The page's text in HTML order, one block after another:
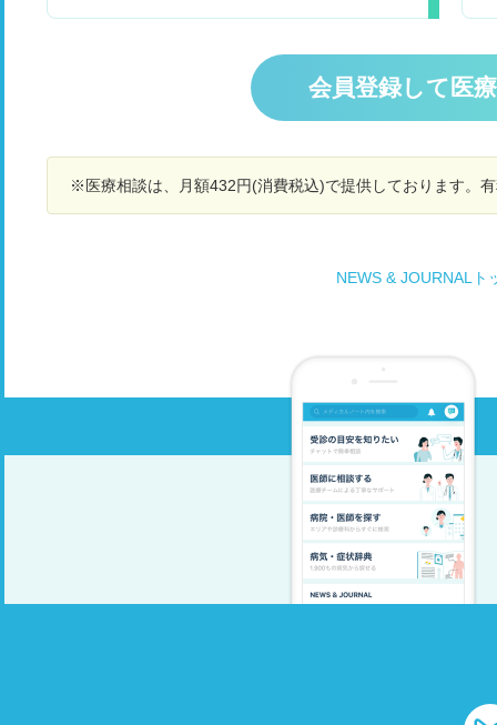
か。 様子を見たらいいのか、病院に行くなら何科
を受したらいいのか分からず聞きたいです。会員登録して医
※医療相談は、月額432円(消費税込)で提供しております。
NEWS & JOURNALト